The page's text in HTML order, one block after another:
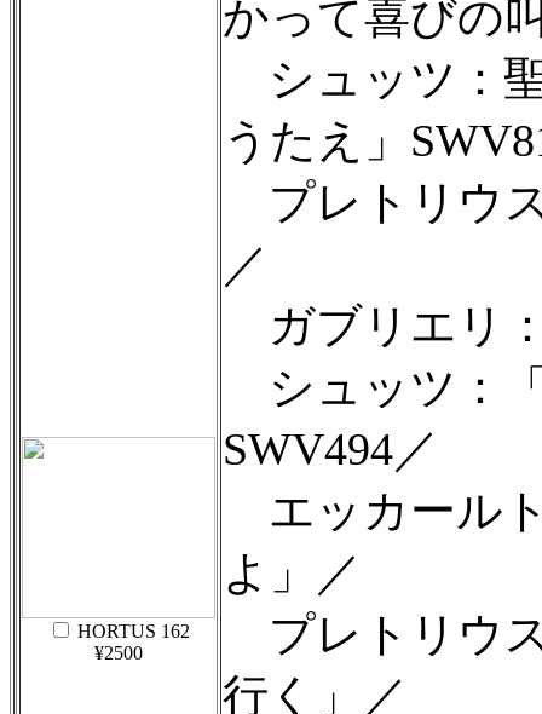
HORTUS 162
¥2500
かって喜びの
シュッツ：
うたえ」
プレトリウ
／
ガブリエリ
シュッツ：
SWV494／
エッカール
よ」／
プレトリウ
行く」／